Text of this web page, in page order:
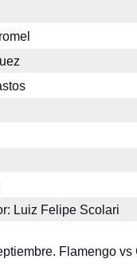
Luiz Felipe Scolari
Flamengo